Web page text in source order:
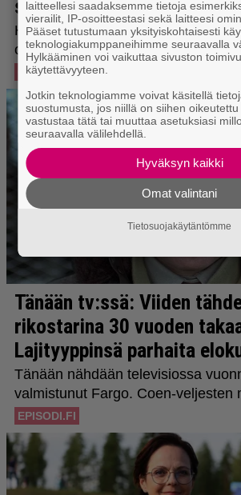
laitteellesi saadaksemme tietoja
vierailit, IP-osoitteestasi sekä laitteesi
Pääset tutustumaan yksityiskohtaisesti
teknologiakumppaneihimme seuraavalla
Hylkääminen voi vaikuttaa sivuston
käytettävyyteen.
Jotkin teknologiamme voivat käsitellä
suostumusta, jos niillä on siihen
vastustaa tätä tai muuttaa asetuksiasi
seuraavalla välilehdellä.
Hyväksyn kaikki
Omat valintani
Tietosuojakäytäntömme